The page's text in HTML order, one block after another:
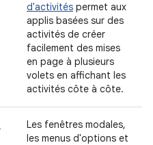
d'activités permet aux
applis basées sur des
activités de créer
facilement des mises
en page à plusieurs
volets en affichant les
activités côte à côte.
Les fenêtres modales,
les menus d'options et